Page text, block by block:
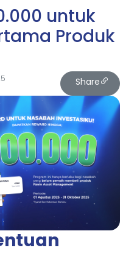
untuk
Produk
Share